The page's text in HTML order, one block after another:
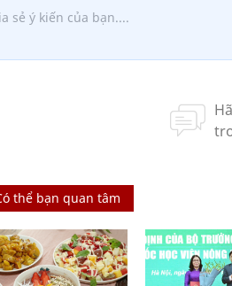
thể bạn quan tâm